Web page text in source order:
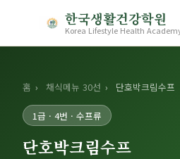
한국생활건강학원
Korea Lifestyle Health
홈 › 채식메뉴 30선 › 단호박크림수프
1급 · 4번 · 수프류
단호박크림수프